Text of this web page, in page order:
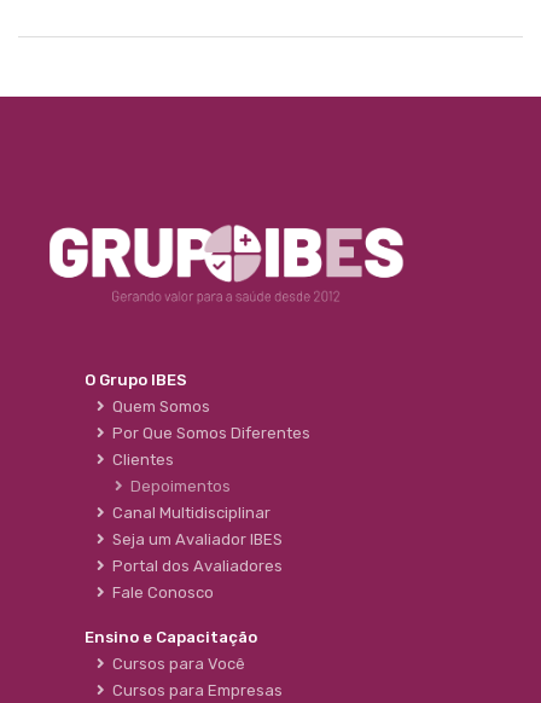
O Grupo IBES
Quem Somos
Por Que Somos Diferentes
Clientes
Depoimentos
Canal Multidisciplinar
Seja um Avaliador IBES
Portal dos Avaliadores
Fale Conosco
Ensino e Capacitação
Cursos para Você
Cursos para Empresas